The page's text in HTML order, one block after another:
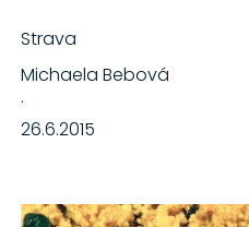
Strava
Michaela Bebová
·
26.6.2015